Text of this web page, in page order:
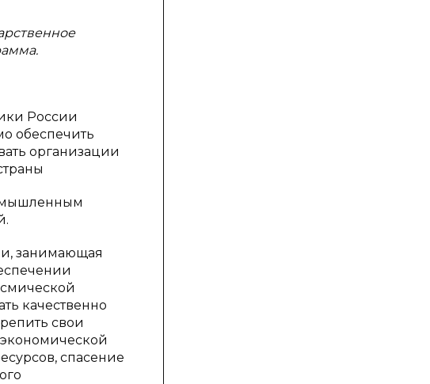
России
обеспечить
организации
занимающая
качественно
свои
спасение